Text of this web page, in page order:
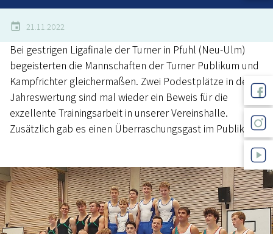
21.11.2022
Bei gestrigen Ligafinale der Turner in Pfuhl (Neu-Ulm)
begeisterten die Mannschaften der Turner Publikum und
Kampfrichter gleichermaßen. Zwei Podestplätze in der
Jahreswertung sind mal wieder ein Beweis für die
exzellente Trainingsarbeit in unserer Vereinshalle.
Zusätzlich gab es einen Überraschungsgast im Publikum.